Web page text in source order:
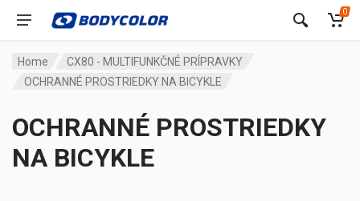
0
Home
CX80 - MULTIFUNKČNÉ PRÍPRAVKY
OCHRANNÉ PROSTRIEDKY NA BICYKLE
OCHRANNÉ PROSTRIEDKY
NA BICYKLE